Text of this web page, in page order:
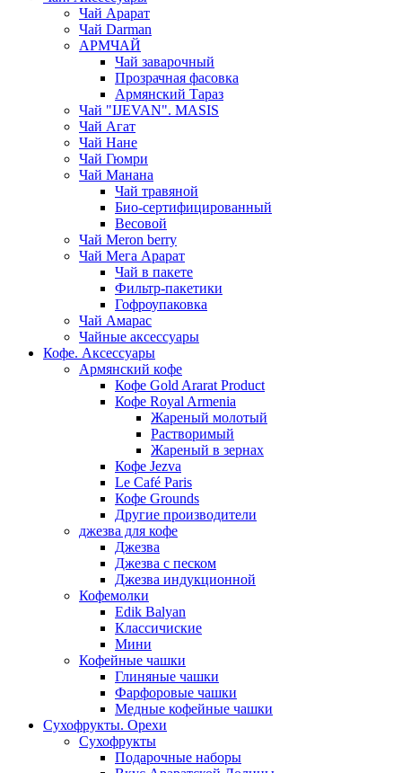
Чай Арарат
Чай Darman
АРМЧАЙ
Чай заварочный
Прозрачная фасовка
Армянский Тараз
Чай "IJEVAN". MASIS
Чай Агат
Чай Нане
Чай Гюмри
Чай Манана
Чай травяной
Био-сертифицированный
Весовой
Чай Meron berry
Чай Мега Арарат
Чай в пакете
Фильтр-пакетики
Гофроупаковка
Чай Амарас
Чайные аксессуары
Кофе. Аксессуары
Армянский кофе
Кофе Gold Ararat Product
Кофе Royal Armenia
Жареный молотый
Растворимый
Жареный в зернах
Кофе Jezva
Le Café Paris
Кофе Grounds
Другие производители
джезва для кофе
Джезва
Джезва с песком
Джезва индукционной
Кофемолки
Edik Balyan
Классичиские
Мини
Кофейные чашки
Глиняные чашки
Фарфоровые чашки
Медные кофейные чашки
Сухофрукты. Орехи
Сухофрукты
Подарочные наборы